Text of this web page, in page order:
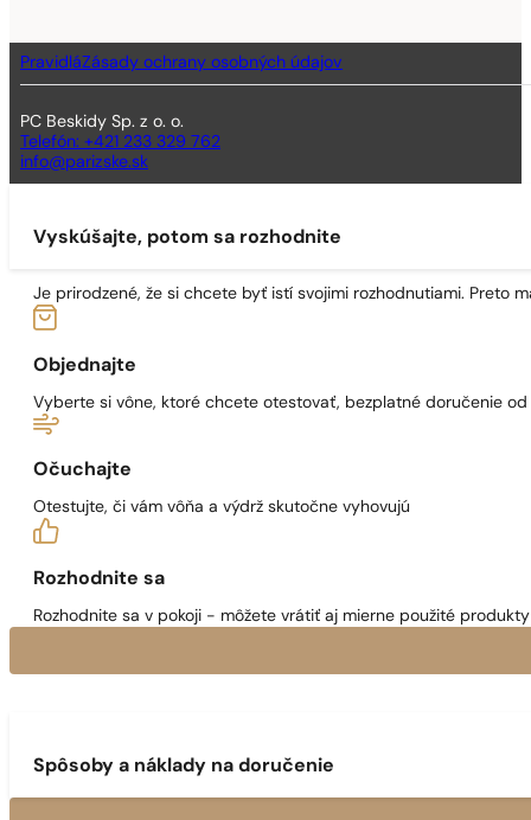
PravidláZásady ochrany osobných údajov
PC Beskidy Sp. z o. o.
Telefón: +421 233 329 762
info@parizske.sk
Vyskúšajte, potom sa rozhodnite
Je prirodzené, že si chcete byť istí svojimi rozhodnutiami. Preto
Objednajte
Vyberte si vône, ktoré chcete otestovať, bezplatné doručenie
Očuchajte
Otestujte, či vám vôňa a výdrž skutočne vyhovujú
Rozhodnite sa
Rozhodnite sa v pokoji - môžete vrátiť aj mierne použité
Spôsoby a náklady na doručenie